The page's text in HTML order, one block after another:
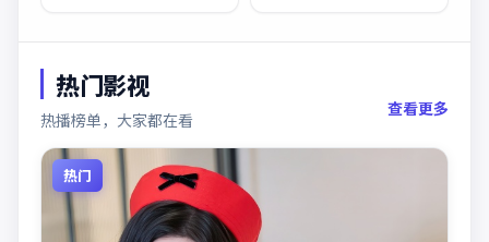
热门影视
热播榜单，大家都在看
查看更多
热门